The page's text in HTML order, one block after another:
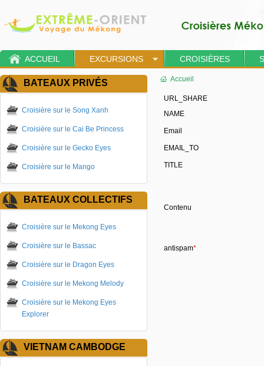
ACCUEIL EXCURSIONS CROISIÈRES
BATEAUX PRIVÉS
Croisière sur le Song Xanh
Croisière sur le Cai Be Princess
Croisière sur le Gecko Eyes
Croisière sur le Mango
BATEAUX COLLECTIFS
Croisière sur le Mekong Eyes
Croisière sur le Bassac
Croisière sur le Dragon Eyes
Croisière sur le Mekong Melody
Croisière sur le Mekong Eyes
Explorer
VIETNAM CAMBODGE
Accueil
URL_SHARE
NAME
Email
EMAIL_TO
TITLE
Contenu
antispam*